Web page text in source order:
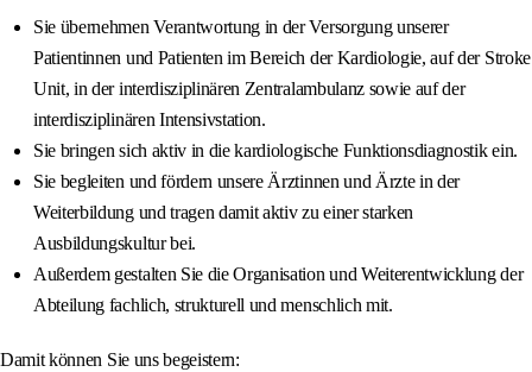
Sie übernehmen Verantwortung in der Versorgung unserer
Patientinnen und Patienten im Bereich der Kardiologie, auf der Stroke
Unit, in der interdisziplinären Zentralambulanz sowie auf der
interdisziplinären Intensivstation.
Sie bringen sich aktiv in die kardiologische Funktionsdiagnostik ein.
Sie begleiten und fördern unsere Ärztinnen und Ärzte in der
Weiterbildung und tragen damit aktiv zu einer starken
Ausbildungskultur bei.
Außerdem gestalten Sie die Organisation und Weiterentwicklung der
Abteilung fachlich, strukturell und menschlich mit.
Damit können Sie uns begeistern: